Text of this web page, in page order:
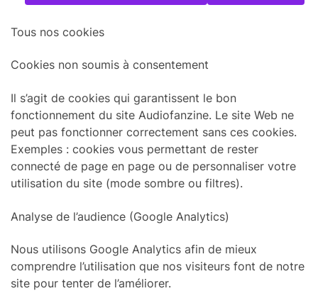
Tous nos cookies
Cookies non soumis à consentement
Il s’agit de cookies qui garantissent le bon
fonctionnement du site Audiofanzine. Le site Web ne
peut pas fonctionner correctement sans ces cookies.
Exemples : cookies vous permettant de rester
connecté de page en page ou de personnaliser votre
utilisation du site (mode sombre ou filtres).
Analyse de l’audience (Google Analytics)
Nous utilisons Google Analytics afin de mieux
comprendre l’utilisation que nos visiteurs font de notre
site pour tenter de l’améliorer.